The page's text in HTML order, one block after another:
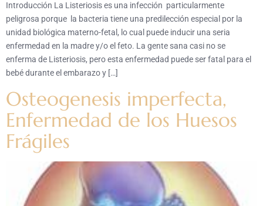
Introducción La Listeriosis es una infección particularmente
peligrosa porque la bacteria tiene una predilección especial por la
unidad biológica materno-fetal, lo cual puede inducir una seria
enfermedad en la madre y/o el feto. La gente sana casi no se
enferma de Listeriosis, pero esta enfermedad puede ser fatal para el
bebé durante el embarazo y […]
Osteogenesis imperfecta,
Enfermedad de los Huesos
Frágiles